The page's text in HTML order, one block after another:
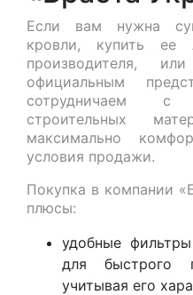
Если вам нужна
кровли, купить
производителя,
официальным
сотрудничаем с
строительных
максимально
условия продажи.
Покупка в компании
плюсы:
удобные
для быстрого
учитывая его